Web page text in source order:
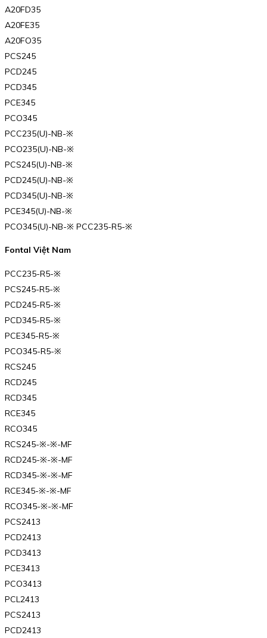
A20FD35
A20FE35
A20FO35
PCS245
PCD245
PCD345
PCE345
PCO345
PCC235(U)-NB-※
PCO235(U)-NB-※
PCS245(U)-NB-※
PCD245(U)-NB-※
PCD345(U)-NB-※
PCE345(U)-NB-※
PCO345(U)-NB-※ PCC235-R5-※
Fontal Việt Nam
PCC235-R5-※
PCS245-R5-※
PCD245-R5-※
PCD345-R5-※
PCE345-R5-※
PCO345-R5-※
RCS245
RCD245
RCD345
RCE345
RCO345
RCS245-※-※-MF
RCD245-※-※-MF
RCD345-※-※-MF
RCE345-※-※-MF
RCO345-※-※-MF
PCS2413
PCD2413
PCD3413
PCE3413
PCO3413
PCL2413
PCS2413
PCD2413